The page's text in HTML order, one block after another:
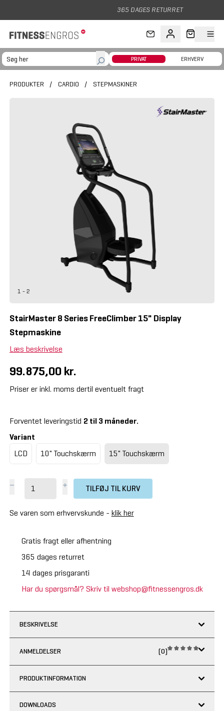
365 DAGES RETURRET
PRIVAT ERHVERV
PRODUKTER / CARDIO / STEPMASKINER
1 - 2
StairMaster 8 Series FreeClimber 15" Display
Stepmaskine
Læs beskrivelse
99.875,00 kr.
Priser er inkl. moms dertil eventuelt fragt
Forventet leveringstid 2 til 3 måneder.
Variant
LCD
10" Touchskærm 15" Touchskærm
TILFØJ TIL KURV
Se varen som erhvervskunde - klik her
Gratis fragt eller afhentning
365 dages returret
14 dages prisgaranti
Har du spørgsmål? Skriv til webshop@fitnessengros.dk
BESKRIVELSE
ANMELDELSER (0)
PRODUKTINFORMATION
DOWNLOADS